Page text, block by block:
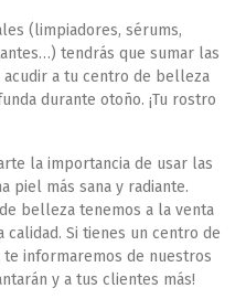
(limpiadores, sérums,
tendrás que sumar las
acudir a tu centro de belleza
durante otoño. ¡Tu rostro
la importancia de usar las
piel más sana y radiante.
belleza tenemos a la venta
Si tienes un centro de
te informaremos de nuestros
y a tus clientes más!